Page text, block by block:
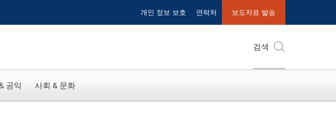
개인 정보 보호 연락처 보도자료 발송
검색
공익 사회 & 문화